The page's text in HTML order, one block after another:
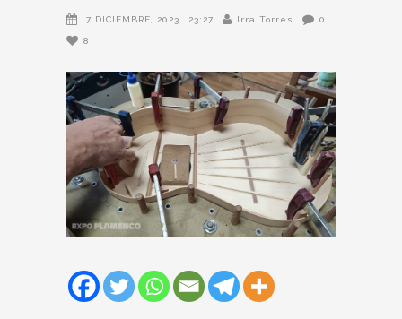
7 DICIEMBRE, 2023 23:27 Irra Torres 0
8